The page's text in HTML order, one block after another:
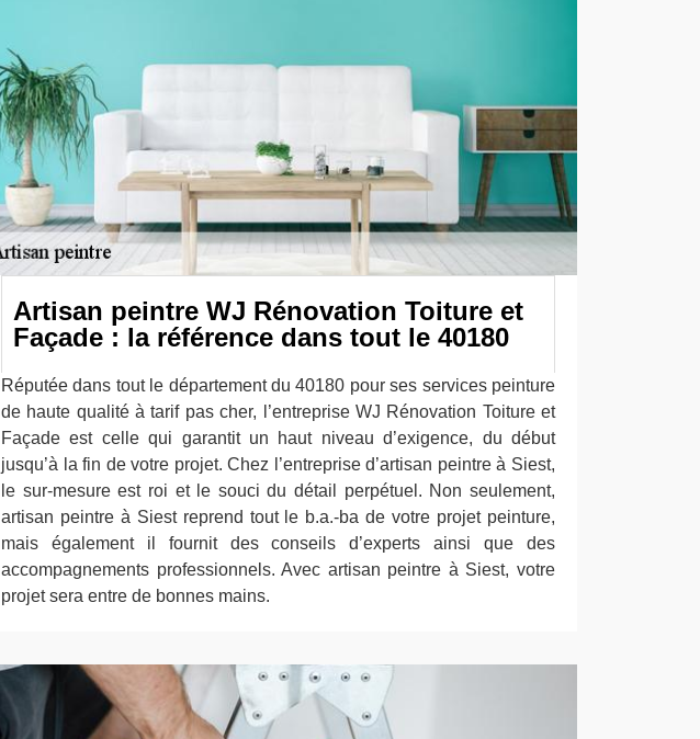
Artisan peintre WJ Rénovation Toiture et
Façade : la référence dans tout le 40180
Réputée dans tout le département du 40180 pour ses services peinture
de haute qualité à tarif pas cher, l’entreprise WJ Rénovation Toiture et
Façade est celle qui garantit un haut niveau d’exigence, du début
jusqu’à la fin de votre projet. Chez l’entreprise d’artisan peintre à Siest,
le sur-mesure est roi et le souci du détail perpétuel. Non seulement,
artisan peintre à Siest reprend tout le b.a.-ba de votre projet peinture,
mais également il fournit des conseils d’experts ainsi que des
accompagnements professionnels. Avec artisan peintre à Siest, votre
projet sera entre de bonnes mains.